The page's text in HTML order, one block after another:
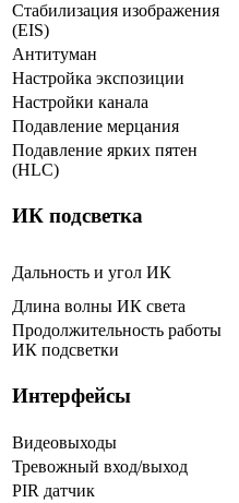
Стабилизация изображения
(EIS)
Антитуман
Настройка экспозиции
Настройки канала
Подавление мерцания
Подавление ярких пятен
(HLC)
ИК подсветка
Дальность и угол ИК
Длина волны ИК света
Продолжительность работы
ИК подсветки
Интерфейсы
Видеовыходы
Тревожный вход/выход
PIR датчик